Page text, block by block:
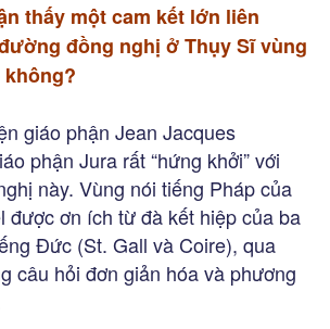
thấy một cam kết lớn liên
đồng nghị ở Thụy Sĩ vùng
giáo phận Jean Jacques
phận Jura rất “hứng khởi” với
này. Vùng nói tiếng Pháp của
được ơn ích từ đà kết hiệp của ba
Đức (St. Gall và Coire), qua
câu hỏi đơn giản hóa và phương